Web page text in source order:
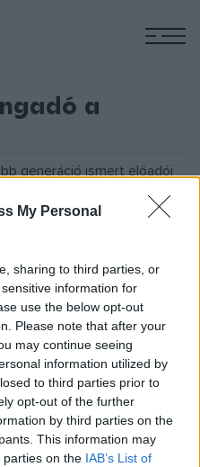
My Personal
sharing to third parties, or
information for
use the below opt-out
Please note that after your
may continue seeing
information utilized by
to third parties prior to
opt-out of the further
by third parties on the
This information may
parties on the IAB’s List of
a
generáció ismert előadói
vesznek részt
Országos Turisztikai
25-re a belépés minden 12
tanuló diák számára
Hangadón tíz
párosok egymás
produkció is várható. A
Gigi, a Beatrice és a
az Ivan and the Parazol, az
Ganxsta Zoli és